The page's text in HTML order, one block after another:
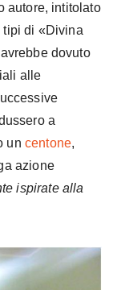
autore, intitolato
tipi di «Divina
dovuto
alle
a
un centone,
azione
ispirate alla